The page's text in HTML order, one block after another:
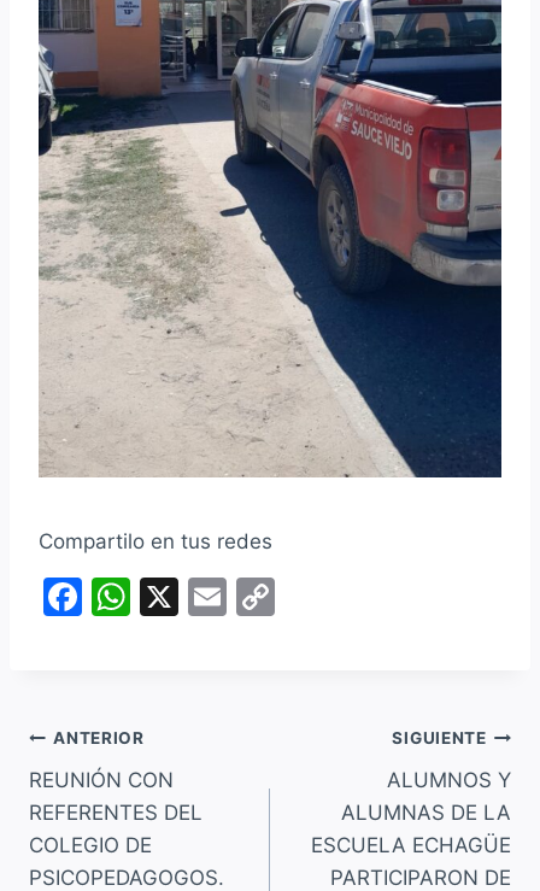
Compartilo en tus redes
F
b
o
o
k
W
A
p
p
X
E
Navegación
de
entradas
ANTERIOR
REUNIÓN CON
REFERENTES DEL
COLEGIO DE
PSICOPEDAGOGOS.
SIGUIENTE
ALUMNOS Y
ALUMNAS DE LA
ESCUELA ECHAGÜE
PARTICIPARON DE